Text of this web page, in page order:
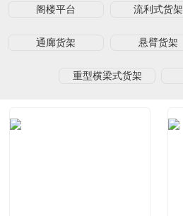
阁楼平台 流利式货架
通廊货架 悬臂货架
重型横梁式货架